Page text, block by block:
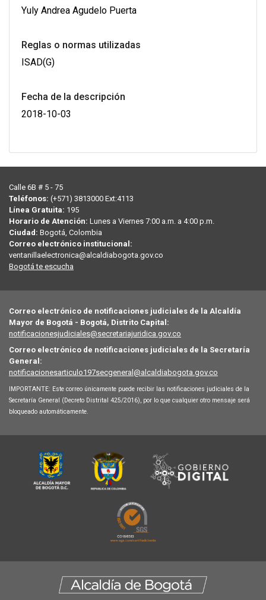
Yuly Andrea Agudelo Puerta
Reglas o normas utilizadas
ISAD(G)
Fecha de la descripción
2018-10-03
Calle 6B # 5 - 75
Teléfonos: (+571) 3813000 Ext:4113
Línea Gratuita: 195
Horario de Atención: Lunes a Viernes 7:00 a.m. a 4:00 p.m.
Ciudad: Bogotá, Colombia
Correo electrónico institucional:
ventanillaelectronica@alcaldiabogota.gov.co
Bogotá te escucha
Correo electrónico de notificaciones judiciales de la Alcaldía
Mayor de Bogotá - Bogotá, Distrito Capital:
notificacionesjudiciales@secretariajuridica.gov.co
Correo electrónico de notificaciones judiciales de la Secretaría
General:
notificacionesarticulo197secgeneral@alcaldiabogota.gov.co
IMPORTANTE: Este correo únicamente puede recibir las notificaciones judiciales de la
Secretaría General (Decreto Distrital 425/2016), por lo que cualquier otro mensaje será
bloqueado automáticamente.